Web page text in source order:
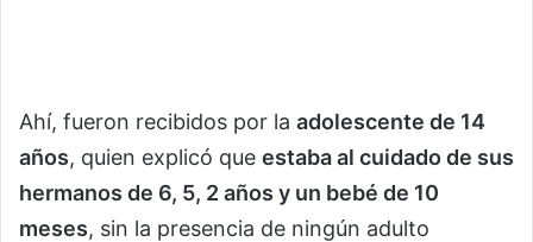
Ahí, fueron recibidos por la adolescente de 14
años, quien explicó que estaba al cuidado de sus
hermanos de 6, 5, 2 años y un bebé de 10
meses, sin la presencia de ningún adulto